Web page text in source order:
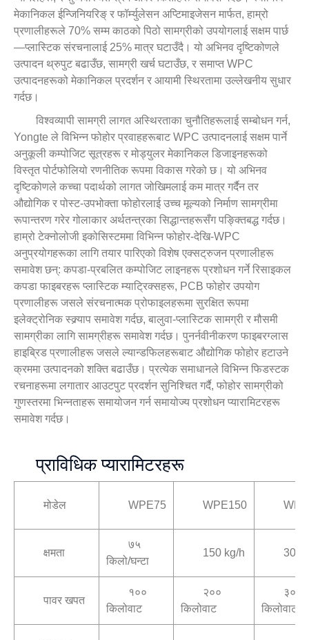
मेकानिकल ईन्जिनियरिङ् र फॉर्म्युलेसन अप्टिमाइजेसन मार्फत, हाम्रो
प्रणालीहरूले 70% सम्म काठको पिठो सामग्रीको उपयोगलाई सक्षम पार्छ
—प्लास्टिक संरचनालाई 25% मात्र घटाउँदै। यो अभिनव दृष्टिकोणले
उत्पादन थ्रुपुट बढाउँछ, सामग्री खर्च घटाउँछ, र समाप्त WPC
उत्पादनहरूको मेकानिकल प्रदर्शन र आयामी स्थिरतामा उल्लेखनीय सुधार
गर्दछ।
विश्वव्यापी सामग्री लागत अस्थिरताका चुनौतिहरूलाई सम्बोधन गर्न,
Yongte ले विभिन्न फोहोर प्रवाहहरूबाट WPC उत्पादनलाई सक्षम पार्ने
अनुकूली कम्पोजिट सूत्रहरू र मोड्युलर मेकानिकल डिजाइनहरूको
विस्तृत पोर्टफोलियो रणनीतिक रूपमा विकास गरेको छ। यो अभिनव
दृष्टिकोणले कच्चा पदार्थको लागत जोखिमलाई कम मात्र गर्दैन तर
औद्योगिक र पोस्ट-उपभोक्ता फोहोरलाई उच्च मूल्यको निर्माण सामग्रीमा
रूपान्तरण गरेर गोलाकार अर्थतन्त्रका सिद्धान्तहरूसँग पङ्क्तिबद्ध गर्दछ।
हाम्रो टेक्नोलोजी इकोसिस्टममा विभिन्न फोहोर-देखि-WPC
अनुप्रयोगहरूका लागि तयार पारिएको विशेष एक्सट्रुजन प्रणालीहरू
समावेश छन्: कपडा-प्रबलित कम्पोजिट लाइनहरू प्रशोधन गर्ने रिसाइकल
कपडा फाइबरहरू प्लास्टिक म्याट्रिक्सहरू, PCB फोहोर उपयोग
प्रणालीहरू जसले संरचनात्मक प्रोफाइलहरूमा सुरक्षित रूपमा
इलेक्ट्रोनिक स्क्र्याप समावेश गर्दछ, बालुवा-प्लास्टिक सामग्री र मौसमी
सामग्रीका लागि सामग्रीहरू समावेश गर्दछ। पुनर्नवीनीकरण फाइबरग्लास
हाइब्रिड प्रणालीहरू जसले ल्यान्डफिलहरूबाट औद्योगिक फोहोर हटाउने
क्रममा उत्पादनको शक्ति बढाउँछ। प्रत्येक समाधानले विभिन्न फिडस्टक
रचनाहरूमा लगातार आउटपुट प्रदर्शन सुनिश्चित गर्दै, फोहोर सामग्रीको
गुणस्तरमा भिन्नताहरू समायोजन गर्न समायोज्य प्रशोधन प्यारामिटरहरू
समावेश गर्दछ।
प्राविधिक प्यारामिटरहरू
मोडेल WPE75 WPE150
क्षमता
७५
किलो/घन्टा
150 kg/h 300
पावर खपत
१००
किलोवाट
२००
किलोवाट
३००
किलोवाट